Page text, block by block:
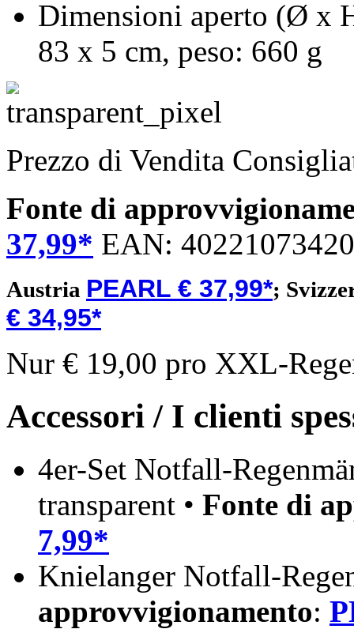
Dimensioni aperto (Ø x
83 x 5 cm, peso: 660 g
Prezzo di Vendita
Fonte di
37,99* EAN:
Austria PEARL € 37,99*;
€ 34,95*
Nur € 19,00 pro XXL-
Accessori / I clienti
4er-Set Notfall-
transparent • Fonte di
7,99*
Knielanger Notfall-
approvvigionamento: